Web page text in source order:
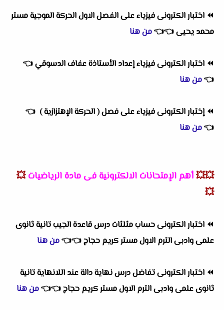
⏪ اختبار الكترونى فيزياء على الفصل الاول الحركة الموجية مستر
محمد يحيى👈
👈من هنا
⏪ اختبار الكترونى فيزياء إعداد الأستاذة عفاف الدسوقي👈
👈من هنا
⏪إختبار الكترونى فيزياء على فصل ( الحركة الإهتزازية ) 👈
👈من هنا
💥💥أهمالإمتحانات الالكترونية فى مادة الرياضيات 💥
💥
⏪ اختبار الكترونى حساب مثلثات درس قاعدة الجيب تانية ثانوى
علمى وادبى الترم الاول مستر كريم حجاج👈
👈من هنا
⏪ اختبار الكترونى تفاضل درس نهاية دالة عند اللانهاية تانية
ثانوى علمى وادبى الترم الاول مستر كريم حجاج👈
👈من هنا